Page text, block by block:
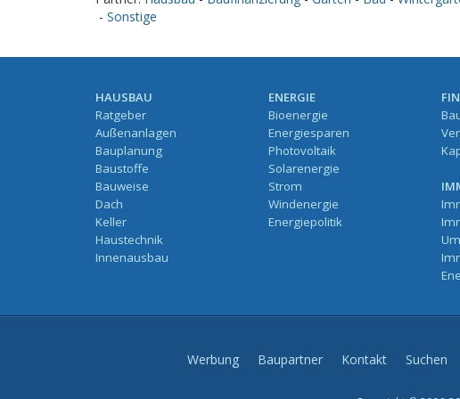
- Sonstige
HAUSBAU
Ratgeber
Außenanlagen
Bauplanung
Baustoffe
Bauweise
Dach
Keller
Haustechnik
Innenausbau
ENERGIE
Bioenergie
Energiesparen
Photovoltaik
Solarenergie
Strom
Windenergie
Energiepolitik
Werbung Baupartner Kontakt Suchen